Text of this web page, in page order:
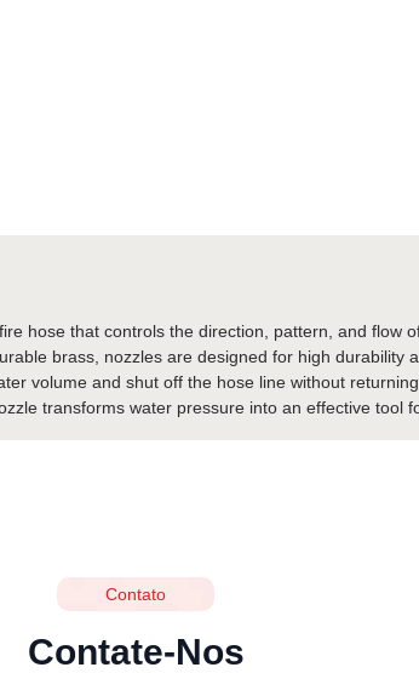
hose that controls the direction, pattern, and flow
brass, nozzles are designed for high durability
volume and shut off the hose line without
transforms water pressure into an effective tool
Contate-Nos
Contato